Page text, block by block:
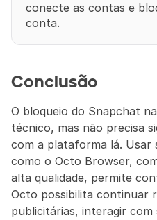
conecte as contas e
conta.
Conclusão
O bloqueio do Snapchat
técnico, mas não precisa
com a plataforma lá.
como o Octo Browser,
alta qualidade, permite
Octo possibilita continuar
publicitárias, interagir com